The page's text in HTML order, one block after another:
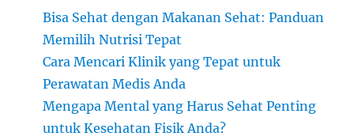
Bisa Sehat dengan Makanan Sehat: Panduan
Memilih Nutrisi Tepat
Cara Mencari Klinik yang Tepat untuk
Perawatan Medis Anda
Mengapa Mental yang Harus Sehat Penting
untuk Kesehatan Fisik Anda?